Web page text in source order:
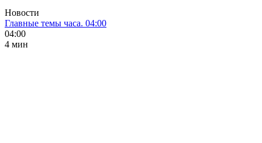
Новости
Главные темы часа. 04:00
04:00
4 мин